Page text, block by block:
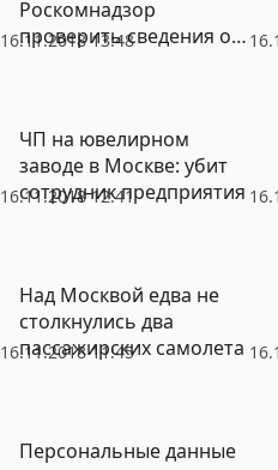
16.11.2018 13:48
Роскомнадзор
проверить сведения об
16.11.2018 12:41
ЧП на ювелирном
заводе в Москве: убит
сотрудник предприятия
16.11.2018 11:45
Над Москвой едва не
столкнулись два
пассажирских самолета
Персональные данные